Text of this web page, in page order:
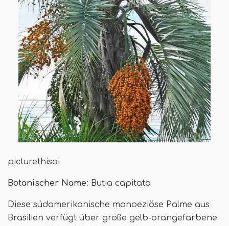
picturethisai
Botanischer Name: Butia capitata
Diese südamerikanische monoeziöse Palme aus
Brasilien verfügt über große gelb-orangefarbene